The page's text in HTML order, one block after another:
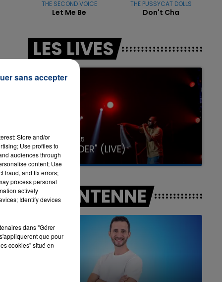
LA TEAM DE L'ÉTÉ
THE SECOND VOICE
Let Me Be
THE PUSSYCAT DOLLS
Don't Cha
LES LIVES
31 janvier 2025
GIMS "SPIDER" (LIVE)
A L'ANTENNE
Store and/or
Use profiles to
audiences through
content; Use
fraud, and fix errors;
process personal
actively
Identify devices
dans "Gérer
que pour
cookies" situé en
sans accepter